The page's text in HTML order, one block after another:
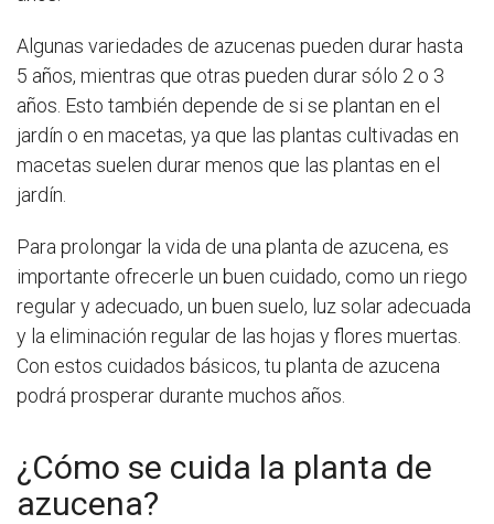
Algunas variedades de azucenas pueden durar hasta
5 años, mientras que otras pueden durar sólo 2 o 3
años. Esto también depende de si se plantan en el
jardín o en macetas, ya que las plantas cultivadas en
macetas suelen durar menos que las plantas en el
jardín.
Para prolongar la vida de una planta de azucena, es
importante ofrecerle un buen cuidado, como un riego
regular y adecuado, un buen suelo, luz solar adecuada
y la eliminación regular de las hojas y flores muertas.
Con estos cuidados básicos, tu planta de azucena
podrá prosperar durante muchos años.
¿Cómo se cuida la planta de
azucena?